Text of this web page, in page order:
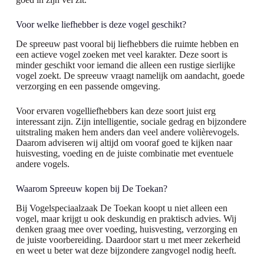
Voor welke liefhebber is deze vogel geschikt?
De spreeuw past vooral bij liefhebbers die ruimte hebben en
een actieve vogel zoeken met veel karakter. Deze soort is
minder geschikt voor iemand die alleen een rustige sierlijke
vogel zoekt. De spreeuw vraagt namelijk om aandacht, goede
verzorging en een passende omgeving.
Voor ervaren vogelliefhebbers kan deze soort juist erg
interessant zijn. Zijn intelligentie, sociale gedrag en bijzondere
uitstraling maken hem anders dan veel andere volièrevogels.
Daarom adviseren wij altijd om vooraf goed te kijken naar
huisvesting, voeding en de juiste combinatie met eventuele
andere vogels.
Waarom Spreeuw kopen bij De Toekan?
Bij Vogelspeciaalzaak De Toekan koopt u niet alleen een
vogel, maar krijgt u ook deskundig en praktisch advies. Wij
denken graag mee over voeding, huisvesting, verzorging en
de juiste voorbereiding. Daardoor start u met meer zekerheid
en weet u beter wat deze bijzondere zangvogel nodig heeft.